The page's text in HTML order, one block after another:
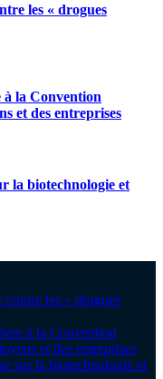
les « drogues
à la Convention
et des entreprises
la biotechnologie et
contre les « drogues
à la Convention
et des entreprises
sur la biotechnologie et